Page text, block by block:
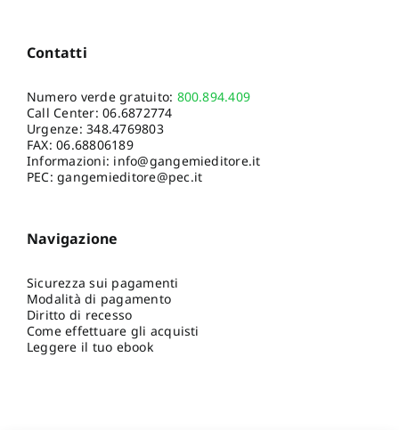
Contatti
Numero verde gratuito: 800.894.409
Call Center:06.6872774
Urgenze:348.4769803
FAX: 06.68806189
Informazioni: info@gangemieditore.it
PEC: gangemieditore@pec.it
Navigazione
Sicurezza sui pagamenti
Modalità di pagamento
Diritto di recesso
Come effettuare gli acquisti
Leggere il tuo ebook